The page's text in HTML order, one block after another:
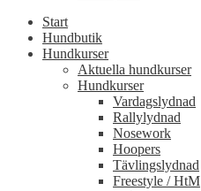
Start
Hundbutik
Hundkurser
Aktuella hundkurser
Hundkurser
Vardagslydnad
Rallylydnad
Nosework
Hoopers
Tävlingslydnad
Freestyle / HtM